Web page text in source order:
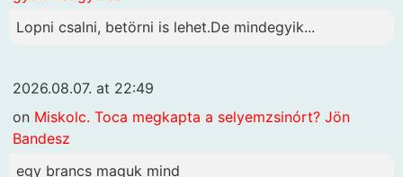
Lopni csalni, betörni is lehet.De mindegyik...
2026.08.07. at 22:49
on Miskolc. Toca megkapta a selyemzsinórt? Jön
Bandesz
egy brancs maguk mind